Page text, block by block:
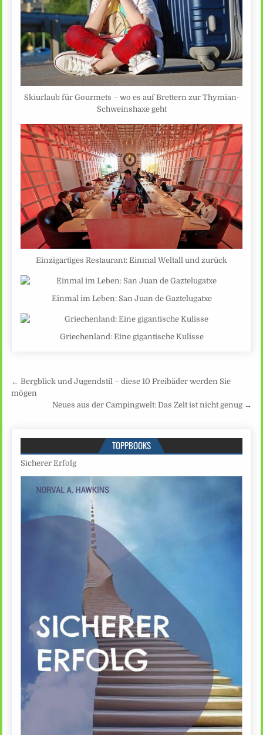
Skiurlaub für Gourmets – wo es auf Brettern zur Thymian-
Schweinshaxe geht
Einzigartiges Restaurant: Einmal Weltall und zurück
Einmal im Leben: San Juan de Gaztelugatxe
Griechenland: Eine gigantische Kulisse
Beitragsnavigation
← Bergblick und Jugendstil – diese 10 Freibäder werden Sie
mögen
Neues aus der Campingwelt: Das Zelt ist nicht genug →
TOPPBOOKS
Sicherer Erfolg